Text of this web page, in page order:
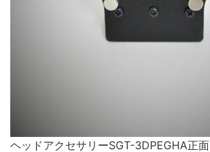
ヘッドアクセサリーSGT-3DPEGHA正面